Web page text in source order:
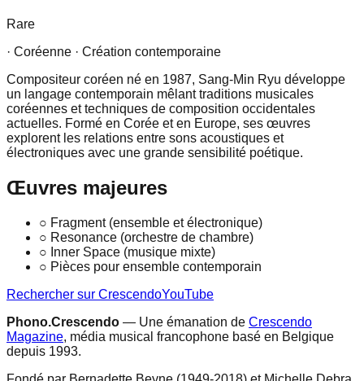
Rare
· Coréenne · Création contemporaine
Compositeur coréen né en 1987, Sang-Min Ryu développe
un langage contemporain mêlant traditions musicales
coréennes et techniques de composition occidentales
actuelles. Formé en Corée et en Europe, ses œuvres
explorent les relations entre sons acoustiques et
électroniques avec une grande sensibilité poétique.
Œuvres majeures
○ Fragment (ensemble et électronique)
○ Resonance (orchestre de chambre)
○ Inner Space (musique mixte)
○ Pièces pour ensemble contemporain
Rechercher sur CrescendoYouTube
Phono.Crescendo — Une émanation de Crescendo
Magazine, média musical francophone basé en Belgique
depuis 1993.